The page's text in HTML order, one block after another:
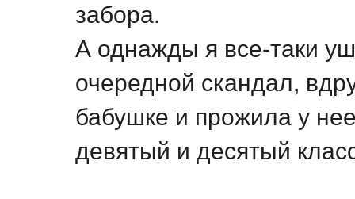
забора.
А однажды я все-таки
очередной скандал,
бабушке и прожила у
девятый и десятый